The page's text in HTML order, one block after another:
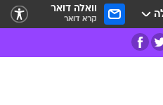
וואלה דואר
קרא דואר